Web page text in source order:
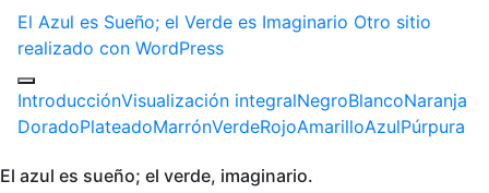
El Azul es Sueño; el Verde es Imaginario Otro sitio
realizado con WordPress
IntroducciónVisualización integralNegroBlancoNaranja
DoradoPlateadoMarrónVerdeRojoAmarilloAzulPúrpura
El azul es sueño; el verde, imaginario.